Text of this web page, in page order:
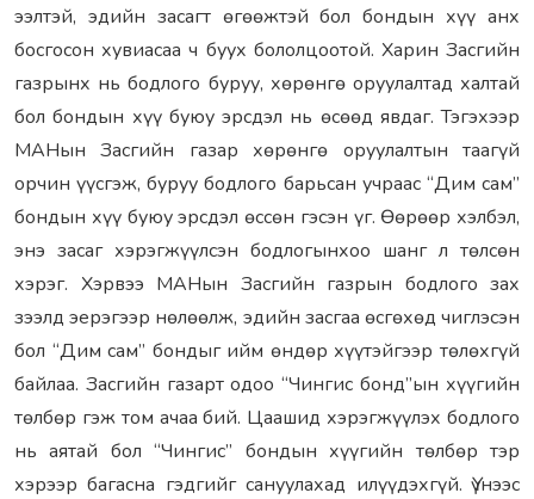
ээлтэй, эдийн засагт өгөөжтэй бол бондын хүү анх
босгосон хувиасаа ч буух бололцоотой. Харин Засгийн
газрынх нь бодлого буруу, хөрөнгө оруулалтад халтай
бол бондын хүү буюу эрсдэл нь өсөөд явдаг. Тэгэхээр
МАНын Засгийн газар хөрөнгө оруулалтын таагүй
орчин үүсгэж, буруу бодлого барьсан учраас “Дим сам”
бондын хүү буюу эрсдэл өссөн гэсэн үг. Өөрөөр хэлбэл,
энэ засаг хэрэгжүүлсэн бодлогынхоо шанг л төлсөн
хэрэг. Хэрвээ МАНын Засгийн газрын бодлого зах
зээлд эерэгээр нөлөөлж, эдийн засгаа өсгөхөд чиглэсэн
бол “Дим сам” бондыг ийм өндөр хүүтэйгээр төлөхгүй
байлаа. Засгийн газарт одоо “Чингис бонд”ын хүүгийн
төлбөр гэж том ачаа бий. Цаашид хэрэгжүүлэх бодлого
нь аятай бол “Чингис” бондын хүүгийн төлбөр тэр
хэрээр багасна гэдгийг сануулахад илүүдэхгүй. Үүнээс